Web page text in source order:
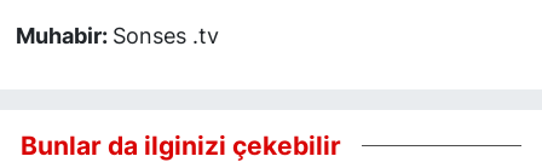
Muhabir: Sonses .tv
Bunlar da ilginizi çekebilir